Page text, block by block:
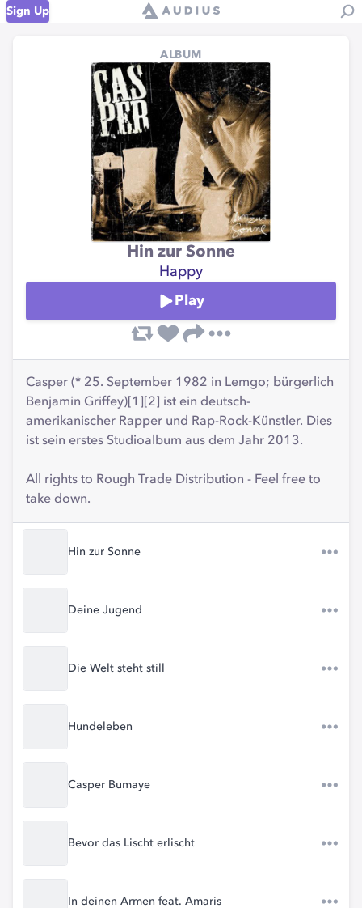
Sign Up
ALBUM
Hin zur Sonne
Happy
Play
Casper (* 25. September 1982 in Lemgo; bürgerlich
Benjamin Griffey)[1][2] ist ein deutsch-
amerikanischer Rapper und Rap-Rock-Künstler. Dies
ist sein erstes Studioalbum aus dem Jahr 2013.
All rights to Rough Trade Distribution - Feel free to
take down.
Hin zur Sonne
Deine Jugend
Die Welt steht still
Hundeleben
Casper Bumaye
Bevor das Lischt erlischt
In deinen Armen feat. Amaris